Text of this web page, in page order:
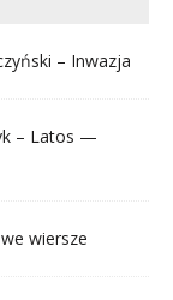
– Inwazja
– Latos —
wiersze